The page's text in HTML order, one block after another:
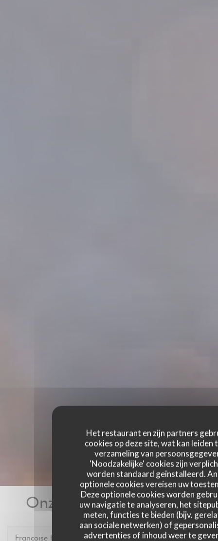
Het restaurant en zijn partners
cookies op deze site, wat kan leiden
verzameling van
'Noodzakelijke' cookies zijn
worden standaard geïnstalleerd.
optionele cookies vereisen uw
Deze optionele cookies worden
uw navigatie te analyseren, het
meten, functies te bieden (bijv.
aan sociale netwerken) of
advertenties of inhoud weer te
Onze gastbeoordelingen
Francoise P